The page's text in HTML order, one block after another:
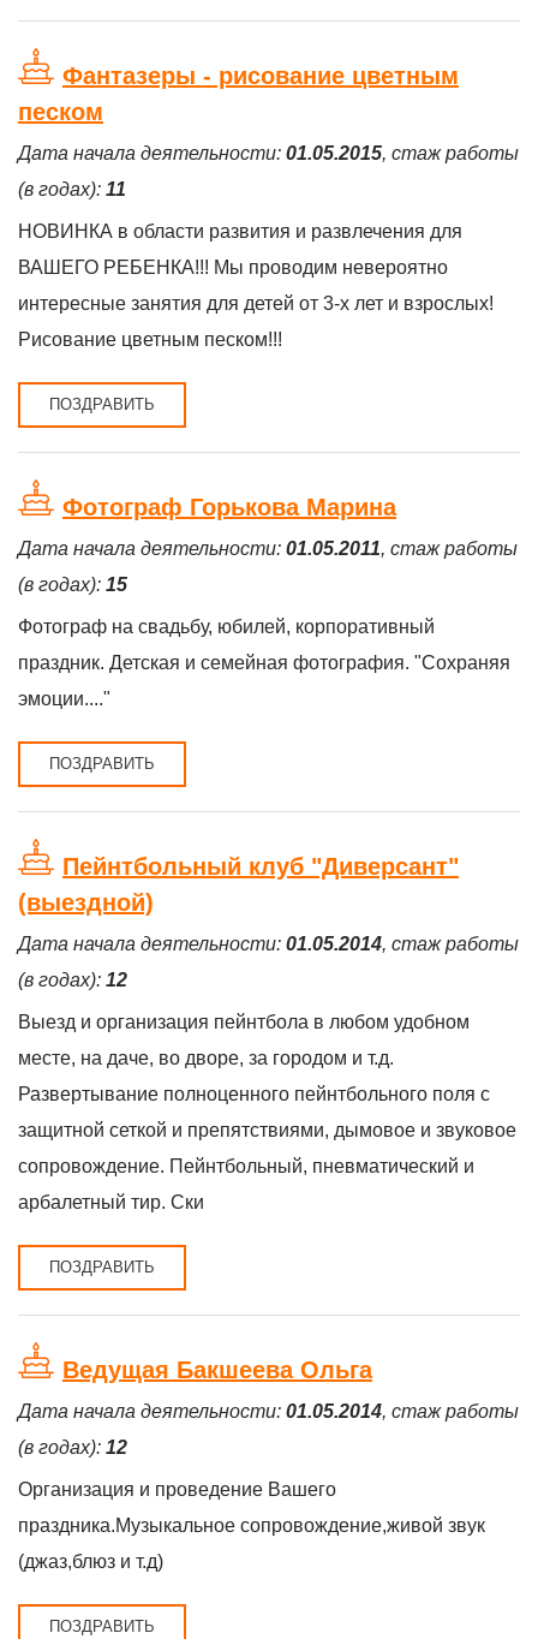
Фантазеры - рисование цветным
песком
Дата начала деятельности: 01.05.2015, стаж работы
(в годах): 11
НОВИНКА в области развития и развлечения для
ВАШЕГО РЕБЕНКА!!! Мы проводим невероятно
интересные занятия для детей от 3-х лет и взрослых!
Рисование цветным песком!!!
ПОЗДРАВИТЬ
Фотограф Горькова Марина
Дата начала деятельности: 01.05.2011, стаж работы
(в годах): 15
Фотограф на свадьбу, юбилей, корпоративный
праздник. Детская и семейная фотография. "Сохраняя
эмоции...."
ПОЗДРАВИТЬ
Пейнтбольный клуб "Диверсант"
(выездной)
Дата начала деятельности: 01.05.2014, стаж работы
(в годах): 12
Выезд и организация пейнтбола в любом удобном
месте, на даче, во дворе, за городом и т.д.
Развертывание полноценного пейнтбольного поля с
защитной сеткой и препятствиями, дымовое и звуковое
сопровождение. Пейнтбольный, пневматический и
арбалетный тир. Ски
ПОЗДРАВИТЬ
Ведущая Бакшеева Ольга
Дата начала деятельности: 01.05.2014, стаж работы
(в годах): 12
Организация и проведение Вашего
праздника.Музыкальное сопровождение,живой звук
(джаз,блюз и т.д)
ПОЗДРАВИТЬ